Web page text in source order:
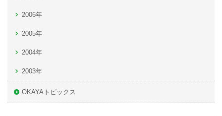
2006年
2005年
2004年
2003年
OKAYAトピックス